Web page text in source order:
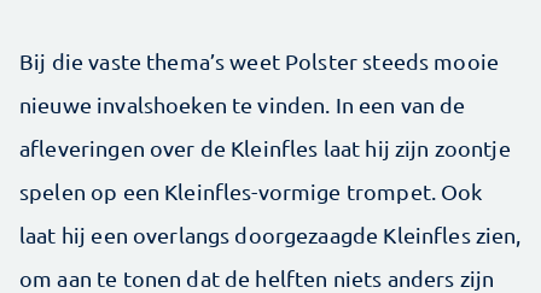
Bij die vaste thema’s weet Polster steeds mooie
nieuwe ­in­valshoeken te vinden. In een van de
afleveringen over de Kleinfles laat hij zijn zoontje
spelen op een Kleinfles-vormige trompet. Ook
laat hij een overlangs doorgezaagde Kleinfles zien,
om aan te tonen dat de helften niets anders zijn